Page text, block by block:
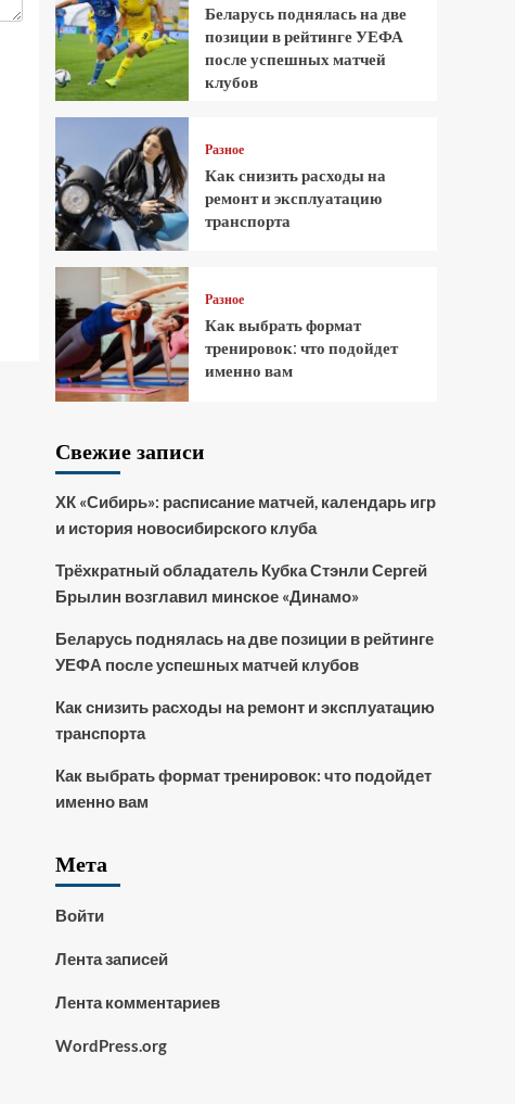
Беларусь поднялась на две
позиции в рейтинге УЕФА
после успешных матчей
клубов
Разное
Как снизить расходы на
ремонт и эксплуатацию
транспорта
Разное
Как выбрать формат
тренировок: что подойдет
именно вам
Свежие записи
ХК «Сибирь»: расписание матчей, календарь игр
и история новосибирского клуба
Трёхкратный обладатель Кубка Стэнли Сергей
Брылин возглавил минское «Динамо»
Беларусь поднялась на две позиции в рейтинге
УЕФА после успешных матчей клубов
Как снизить расходы на ремонт и эксплуатацию
транспорта
Как выбрать формат тренировок: что подойдет
именно вам
Мета
Войти
Лента записей
Лента комментариев
WordPress.org